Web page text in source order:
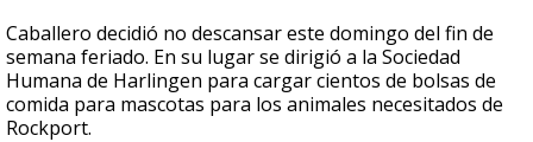
Caballero decidió no descansar este domingo del fin de
semana feriado. En su lugar se dirigió a la Sociedad
Humana de Harlingen para cargar cientos de bolsas de
comida para mascotas para los animales necesitados de
Rockport.